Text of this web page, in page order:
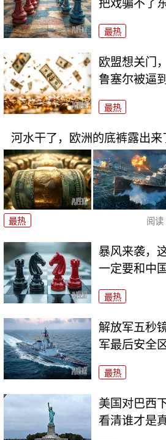
把戏骗不了
最热
欧盟想关门
鲁塞尔被逼
最热
河水干了，欧洲的底裤露出来
最热 阅读
暴风来袭，
一定要和中
最热
解放军五秒
军最后安全
最热
美国对巴西
看清谁才是